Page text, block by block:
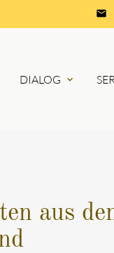
email
DIALOG expand_more
aus